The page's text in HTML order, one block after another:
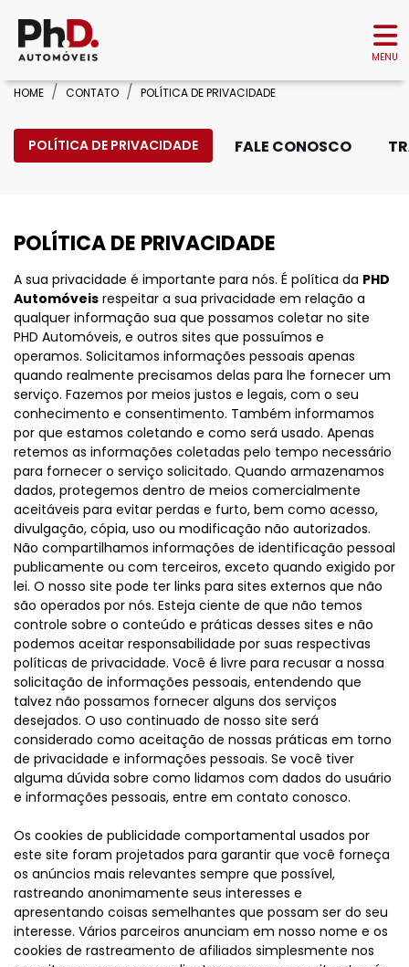
MENU
HOME CONTATO POLÍTICA DE PRIVACIDADE
FALE CONOSCO
POLÍTICA DE PRIVACIDADE
POLÍTICA DE PRIVACIDADE
A sua privacidade é importante para nós. É política da PHD
Automóveis respeitar a sua privacidade em relação a
qualquer informação sua que possamos coletar no site
PHD Automóveis, e outros sites que possuímos e
operamos. Solicitamos informações pessoais apenas
quando realmente precisamos delas para lhe fornecer um
serviço. Fazemos por meios justos e legais, com o seu
conhecimento e consentimento. Também informamos
por que estamos coletando e como será usado. Apenas
retemos as informações coletadas pelo tempo necessário
para fornecer o serviço solicitado. Quando armazenamos
dados, protegemos dentro de meios comercialmente
aceitáveis para evitar perdas e furto, bem como acesso,
divulgação, cópia, uso ou modificação não autorizados.
Não compartilhamos informações de identificação pessoal
publicamente ou com terceiros, exceto quando exigido por
lei. O nosso site pode ter links para sites externos que não
são operados por nós. Esteja ciente de que não temos
controle sobre o conteúdo e práticas desses sites e não
podemos aceitar responsabilidade por suas respectivas
políticas de privacidade. Você é livre para recusar a nossa
solicitação de informações pessoais, entendendo que
talvez não possamos fornecer alguns dos serviços
desejados. O uso continuado de nosso site será
considerado como aceitação de nossas práticas em torno
de privacidade e informações pessoais. Se você tiver
alguma dúvida sobre como lidamos com dados do usuário
e informações pessoais, entre em contato conosco.
Os cookies de publicidade comportamental usados por
este site foram projetados para garantir que você forneça
os anúncios mais relevantes sempre que possível,
rastreando anonimamente seus interesses e
apresentando coisas semelhantes que possam ser do seu
interesse. Vários parceiros anunciam em nosso nome e os
cookies de rastreamento de afiliados simplesmente nos